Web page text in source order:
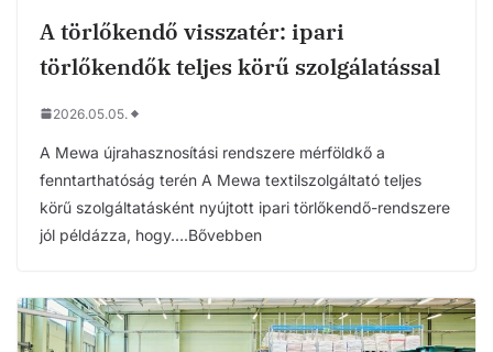
A törlőkendő visszatér: ipari
törlőkendők teljes körű szolgálatással
2026.05.05.
A Mewa újrahasznosítási rendszere mérföldkő a
fenntarthatóság terén A Mewa textilszolgáltató teljes
körű szolgáltatásként nyújtott ipari törlőkendő-rendszere
jól példázza, hogy….Bővebben